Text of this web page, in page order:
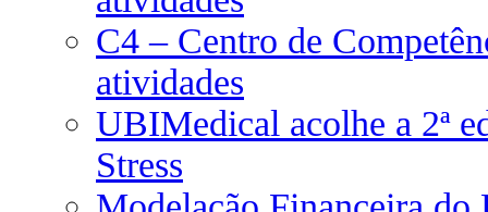
C4 – Centro de
atividades
UBIMedical acolhe a 2ª
Stress